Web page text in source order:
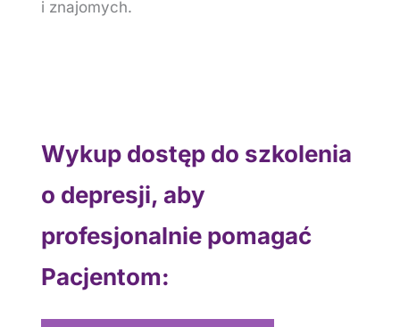
i znajomych.
Wykup dostęp do szkolenia
o depresji, aby
profesjonalnie pomagać
Pacjentom: